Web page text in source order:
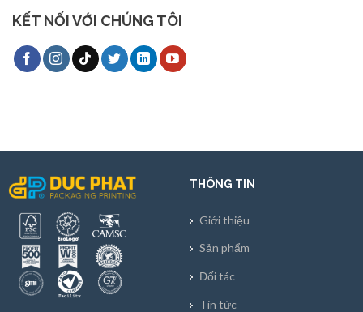
KẾT NỐI VỚI CHÚNG TÔI
THÔNG TIN
Giới thiệu
Sản phẩm
Đối tác
Tin tức